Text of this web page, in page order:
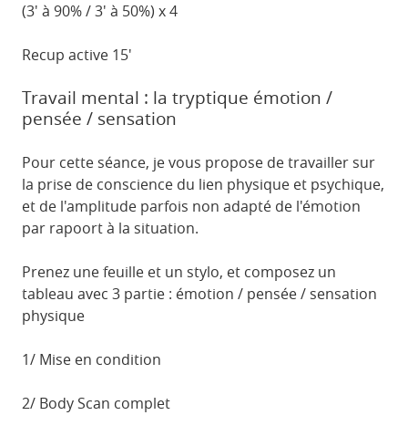
(3' à 90% / 3' à 50%) x 4
Recup active 15'
Travail mental : la tryptique émotion /
pensée / sensation
Pour cette séance, je vous propose de travailler sur
la prise de conscience du lien physique et psychique,
et de l'amplitude parfois non adapté de l'émotion
par rapoort à la situation.
Prenez une feuille et un stylo, et composez un
tableau avec 3 partie : émotion / pensée / sensation
physique
1/ Mise en condition
2/ Body Scan complet